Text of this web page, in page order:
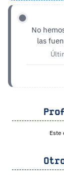
No
las
Este